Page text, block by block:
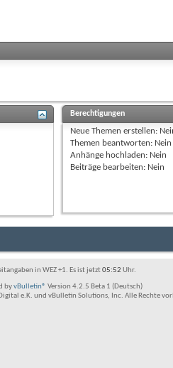
Berechtigungen
Neue Themen erstellen:
Themen beantworten: Nein
Anhänge hochladen: Nein
Beiträge bearbeiten: Nein
in WEZ +1. Es ist jetzt05:52 Uhr.
byvBulletin® Version 4.2.5 Beta 1 (Deutsch)
e.K. und vBulletin Solutions, Inc. Alle Rechte